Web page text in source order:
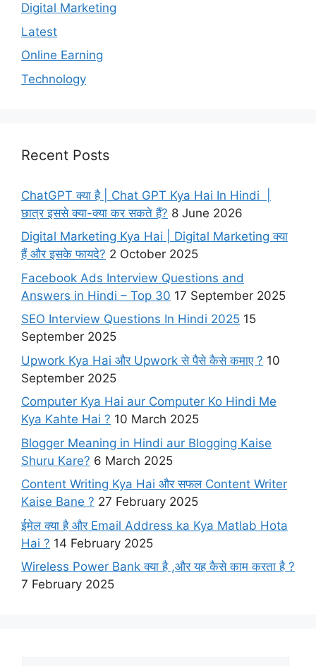
Digital Marketing
Latest
Online Earning
Technology
Recent Posts
ChatGPT क्या है | Chat GPT Kya Hai In Hindi |
छात्र इससे क्या-क्या कर सकते हैं? 8 June 2026
Digital Marketing Kya Hai | Digital Marketing क्या
हैं और इसके फायदे? 2 October 2025
Facebook Ads Interview Questions and
Answers in Hindi – Top 30 17 September 2025
SEO Interview Questions In Hindi 2025 15
September 2025
Upwork Kya Hai और Upwork से पैसे कैसे कमाए ? 10
September 2025
Computer Kya Hai aur Computer Ko Hindi Me
Kya Kahte Hai ? 10 March 2025
Blogger Meaning in Hindi aur Blogging Kaise
Shuru Kare? 6 March 2025
Content Writing Kya Hai​ और सफल Content Writer
Kaise Bane ? 27 February 2025
ईमेल क्या है और Email Address ka Kya Matlab Hota
Hai ? 14 February 2025
Wireless Power Bank क्या है ,और यह कैसे काम करता है ?
7 February 2025